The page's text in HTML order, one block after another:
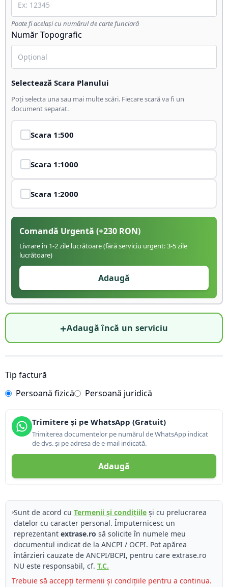
Poate fi același cu numărul de carte funciară
Număr Topografic
Selectează Scara Planului
Poți selecta una sau mai multe scări. Fiecare scară va fi un
document separat.
Scara 1:500
Scara 1:1000
Scara 1:2000
Comandă Urgentă (+230 RON)
Livrare în 1-2 zile lucrătoare (fără serviciu urgent: 3-5 zile
lucrătoare)
Adaugă
+Adaugă încă un serviciu
Tip factură
Persoană fizică
Persoană juridică
Trimitere și pe WhatsApp (Gratuit)
Trimiterea documentelor pe numărul de WhatsApp indicat
de dvs. și pe adresa de e-mail indicată.
Adaugă
Sunt de acord cu Termenii și condițiileși cu prelucrarea
datelor cu caracter personal. Împuternicesc un
reprezentant extrase.ro să solicite în numele meu
documentul indicat de la ANCPI / OCPI. Pot apărea
întârzieri cauzate de ANCPI/BCPI, pentru care extrase.ro
NU este responsabil, cf. T.C.
Trebuie să accepți termenii și condițiile pentru a continua.